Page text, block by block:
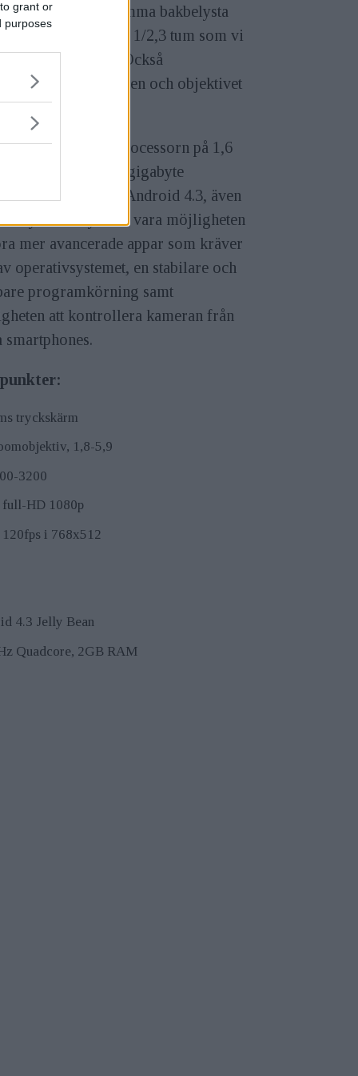
grant or
purposes
Camera 2 har samma bakbelysta
på 16 megapixel i 1/2,3 tum som vi
i Galaxy Camera. Också
tryckskärmen och objektivet
den fyrkärniga processorn på 1,6
tillsammans med 2 gigabyte
som körs på Android 4.3, även
Jelly Bean.Nytt ska vara möjligheten
mer avancerade appar som kräver
operativsystemet, en stabilare och
programkörning samt
att kontrollera kameran från
smartphones.
tryckskärm
1,8-5,9
3200
HD 1080p
i 768x512
4.3 Jelly Bean
Quadcore, 2GB RAM